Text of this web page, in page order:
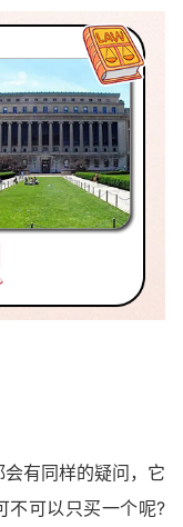
有同样的疑问，它
不可以只买一个呢?